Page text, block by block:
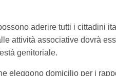
aderire tutti i cittadini
attività associative dovrà
genitoriale.
eleggono domicilio per i